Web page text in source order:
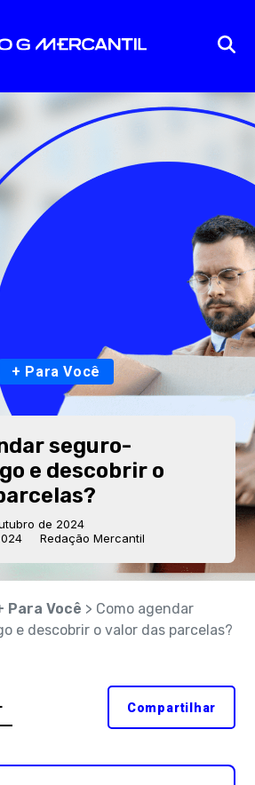
+ Para Você
seguro-
e descobrir o
de 2024
Redação Mercantil
Para Você > Como agendar
e descobrir o valor das parcelas?
Compartilhar